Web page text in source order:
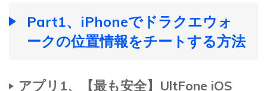
Part1、iPhoneでドラクエウォ
ークの位置情報をチートする方法
アプリ1、【最も安全】UltFone iOS